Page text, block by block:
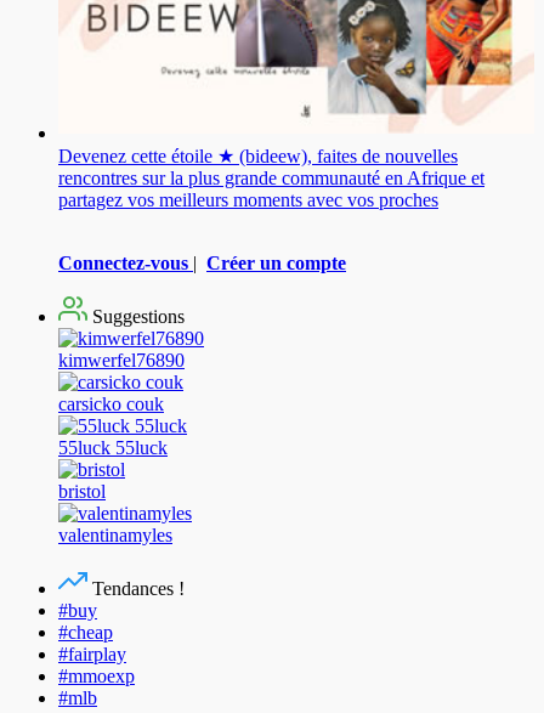
Devenez cette étoile ★ (bideew), faites de nouvelles
rencontres sur la plus grande communauté en Afrique et
partagez vos meilleurs moments avec vos proches
Connectez-vous | Créer un compte
Suggestions
kimwerfel76890
carsicko couk
55luck 55luck
bristol
valentinamyles
Tendances !
#buy
#cheap
#fairplay
#mmoexp
#mlb